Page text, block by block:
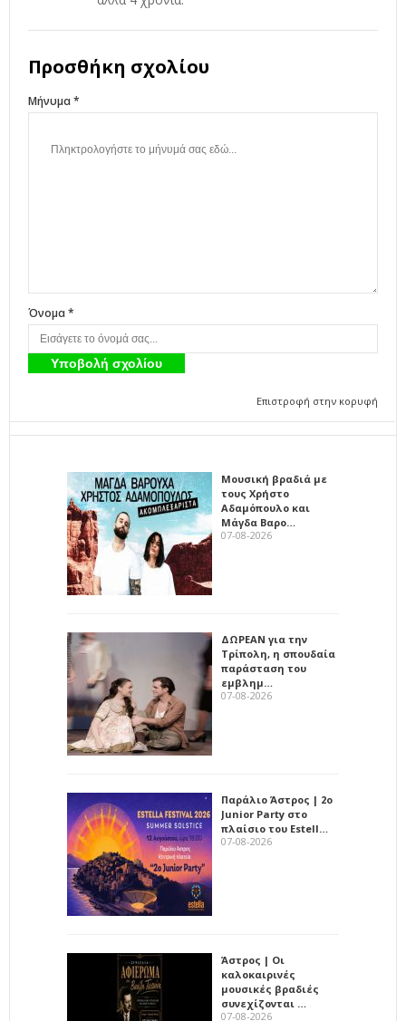
Προσθήκη σχολίου
Μήνυμα *
Όνομα *
Επιστροφή στην κορυφή
Μουσική βραδιά με
τους Χρήστο
Αδαμόπουλο και
Μάγδα Βαρο…
07-08-2026
ΔΩΡΕΑΝ για την
Τρίπολη, η σπουδαία
παράσταση του
εμβλημ…
07-08-2026
Παράλιο Άστρος | 2ο
Junior Party στο
πλαίσιο του Estell…
07-08-2026
Άστρος | Οι
καλοκαιρινές
μουσικές βραδιές
συνεχίζονται …
07-08-2026